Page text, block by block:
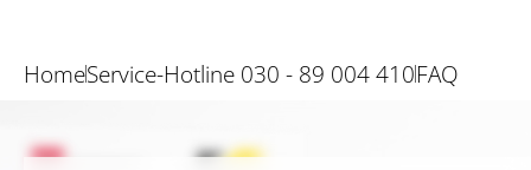
HomeService-Hotline 030 - 89 004 410FAQ